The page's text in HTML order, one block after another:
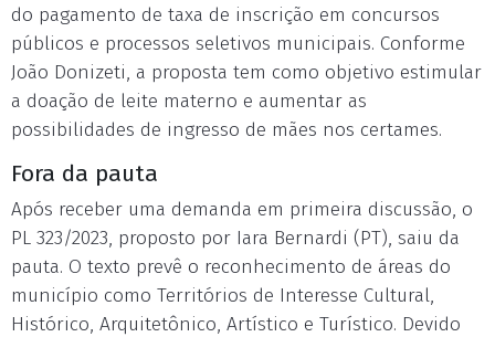
do pagamento de taxa de inscrição em concursos
públicos e processos seletivos municipais. Conforme
João Donizeti, a proposta tem como objetivo estimular
a doação de leite materno e aumentar as
possibilidades de ingresso de mães nos certames.
Fora da pauta
Após receber uma demanda em primeira discussão, o
PL 323/2023, proposto por Iara Bernardi (PT), saiu da
pauta. O texto prevê o reconhecimento de áreas do
município como Territórios de Interesse Cultural,
Histórico, Arquitetônico, Artístico e Turístico. Devido